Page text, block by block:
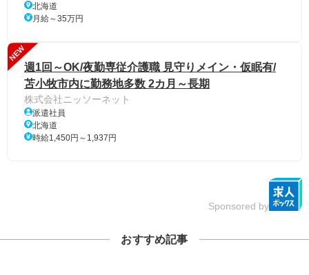
北海道
月給～35万円
NEW
週1回～OK/夜勤専従介護職 見守りメイン・仮眠有/
苫小牧市内に勤務地多数 2カ月～長期
株式会社ニッソーネット
派遣社員
北海道
時給1,450円～1,937円
Sponsored by
おすすめ記事